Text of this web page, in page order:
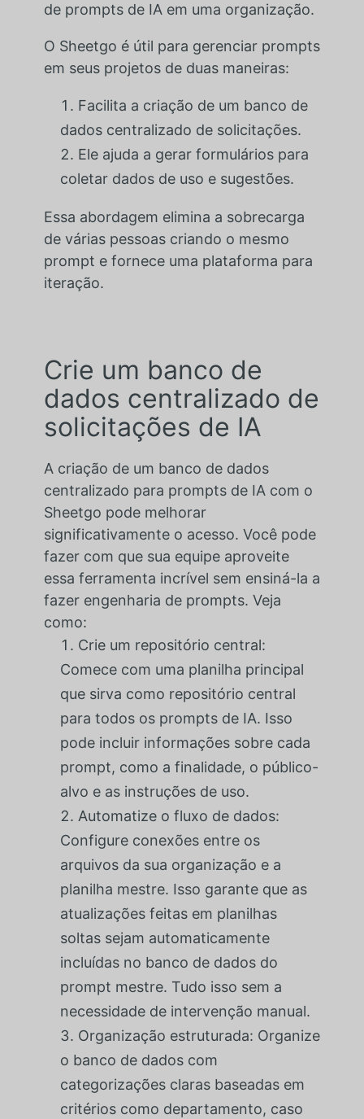
de prompts de IA em uma organização.
O Sheetgo é útil para gerenciar prompts
em seus projetos de duas maneiras:
Facilita a criação de um banco de
dados centralizado de solicitações.
Ele ajuda a gerar formulários para
coletar dados de uso e sugestões.
Essa abordagem elimina a sobrecarga
de várias pessoas criando o mesmo
prompt e fornece uma plataforma para
iteração.
Crie um banco de
dados centralizado de
solicitações de IA
A criação de um banco de dados
centralizado para prompts de IA com o
Sheetgo pode melhorar
significativamente o acesso. Você pode
fazer com que sua equipe aproveite
essa ferramenta incrível sem ensiná-la a
fazer engenharia de prompts. Veja
como:
Crie um repositório central:
Comece com uma planilha principal
que sirva como repositório central
para todos os prompts de IA. Isso
pode incluir informações sobre cada
prompt, como a finalidade, o público-
alvo e as instruções de uso.
Automatize o fluxo de dados:
Configure conexões entre os
arquivos da sua organização e a
planilha mestre. Isso garante que as
atualizações feitas em planilhas
soltas sejam automaticamente
incluídas no banco de dados do
prompt mestre. Tudo isso sem a
necessidade de intervenção manual.
Organização estruturada: Organize
o banco de dados com
categorizações claras baseadas em
critérios como departamento, caso